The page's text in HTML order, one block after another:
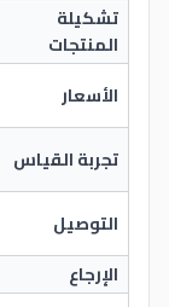
تشكيلة
المنتجات
الأسعار
تجربة القياس
التوصيل
الإرجاع